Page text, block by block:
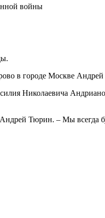
в городе Москве
Николаевича
Тюрин. – Мы всегда